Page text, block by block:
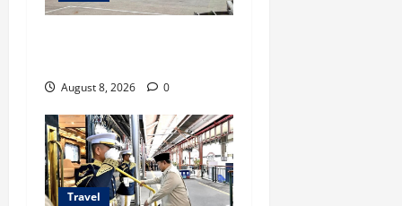
August 8, 2026 0
Travel